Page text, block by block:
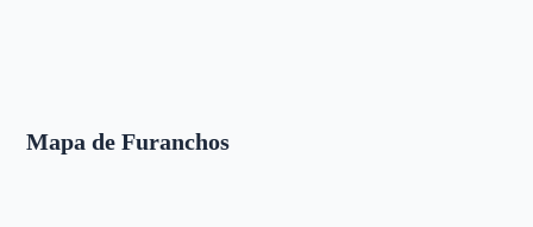
Mapa de Furanchos